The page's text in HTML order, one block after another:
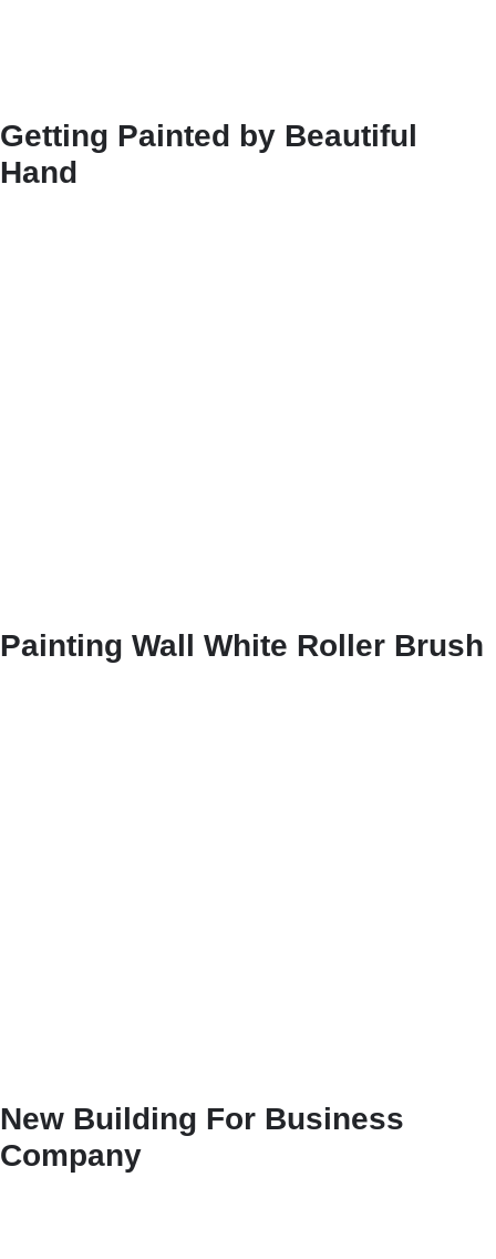
Getting Painted by Beautiful
Hand
Painting Wall White Roller Brush
New Building For Business
Company